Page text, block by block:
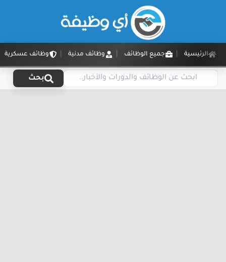
الرئيسية جميع الوظائف وظائف مدنية وظائف عسكرية
بحث